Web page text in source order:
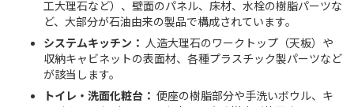
工大理石など）、壁面のパネル、床材、水栓の樹脂パーツな
ど、大部分が石油由来の製品で構成されています。
システムキッチン： 人造大理石のワークトップ（天板）や
収納キャビネットの表面材、各種プラスチック製パーツなど
が該当します。
トイレ・洗面化粧台： 便座の樹脂部分や手洗いボウル、キ